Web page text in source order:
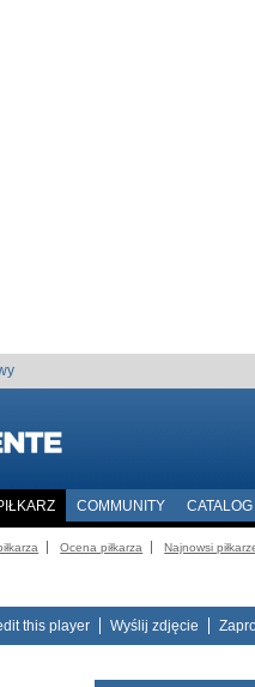
COMMUNITY CATALOG
Ocena piłkarza
Najnowsi
this player Wyślij zdjęcie